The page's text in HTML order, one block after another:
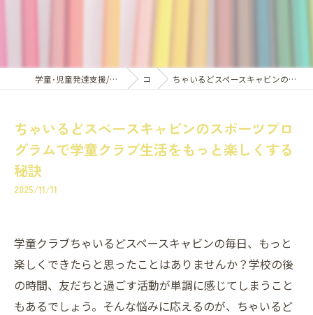
学童･児童発達支援/放課後等デイサービスはアイベックス早池峰 コラム ちゃいるどスペースキャビンのスポーツプログラムで学童クラブ生活をもっと楽しくする秘訣
ちゃいるどスペースキャビンのスポーツプロ
グラムで学童クラブ生活をもっと楽しくする
秘訣
2025/11/11
学童クラブちゃいるどスペースキャビンの毎日、もっと
楽しくできたらと思ったことはありませんか？学校の後
の時間、友だちと過ごす活動が単調に感じてしまうこと
もあるでしょう。そんな悩みに応えるのが、ちゃいるど